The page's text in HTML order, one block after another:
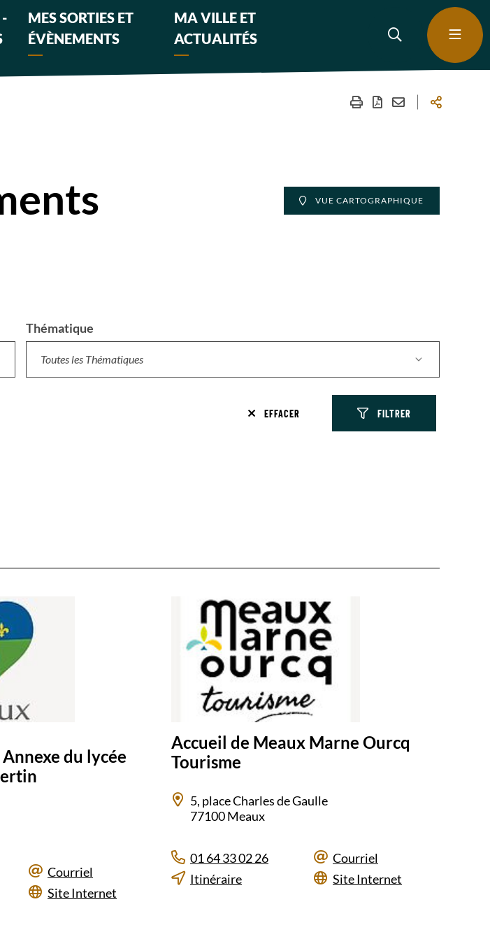
MES SORTIES ET
ÉVÈNEMENTS
MA VILLE ET
ACTUALITÉS
VUE CARTOGRAPHIQUE
Thématique
Toutes les Thématiques
EFFACER FILTRER
du lycée
Courriel
Site Internet
Accueil de Meaux Marne Ourcq
Tourisme
5, place Charles de Gaulle
77100 Meaux
01 64 33 02 26
Itinéraire
Courriel
Site Internet